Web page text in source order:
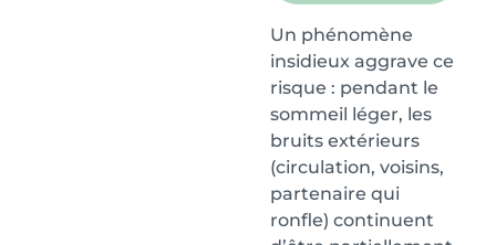
Un phénomène
insidieux aggrave ce
risque : pendant le
sommeil léger, les
bruits extérieurs
(circulation, voisins,
partenaire qui
ronfle) continuent